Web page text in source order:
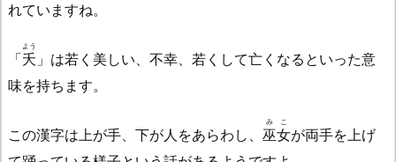
れていますね。
「夭
よう
」は若く美しい、不幸、若くして亡くなるといった意
味を持ちます。
この漢字は上が手、下が人をあらわし、 巫女
みこ
が両手を上げ